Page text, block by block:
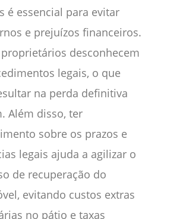
é essencial para evitar
e prejuízos financeiros.
desconhecem
legais, o que
na perda definitiva
Além disso, ter
sobre os prazos e
legais ajuda a agilizar o
de recuperação do
evitando custos extras
no pátio e taxas